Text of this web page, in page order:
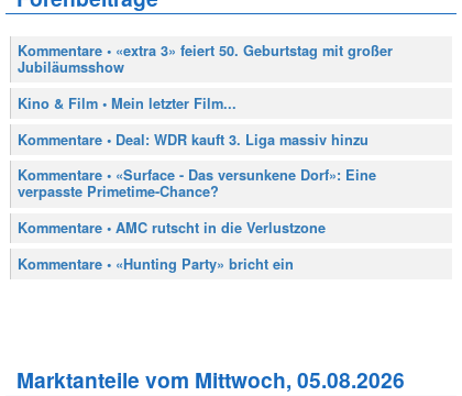
Kommentare • «extra 3» feiert 50. Geburtstag mit großer
Jubiläumsshow
Kino & Film • Mein letzter Film...
Kommentare • Deal: WDR kauft 3. Liga massiv hinzu
Kommentare • «Surface - Das versunkene Dorf»: Eine
verpasste Primetime-Chance?
Kommentare • AMC rutscht in die Verlustzone
Kommentare • «Hunting Party» bricht ein
Marktanteile vom Mittwoch, 05.08.2026